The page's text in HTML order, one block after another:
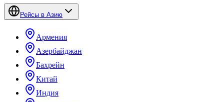
Рейсы в Азию
Армения
Азербайджан
Бахрейн
Китай
Индия